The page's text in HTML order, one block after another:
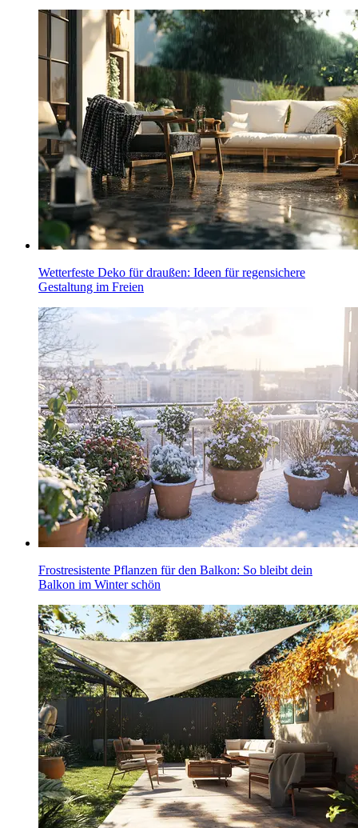
Wetterfeste Deko für draußen: Ideen für regensichere
Gestaltung im Freien
Frostresistente Pflanzen für den Balkon: So bleibt dein
Balkon im Winter schön